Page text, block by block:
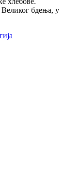
бдења, у